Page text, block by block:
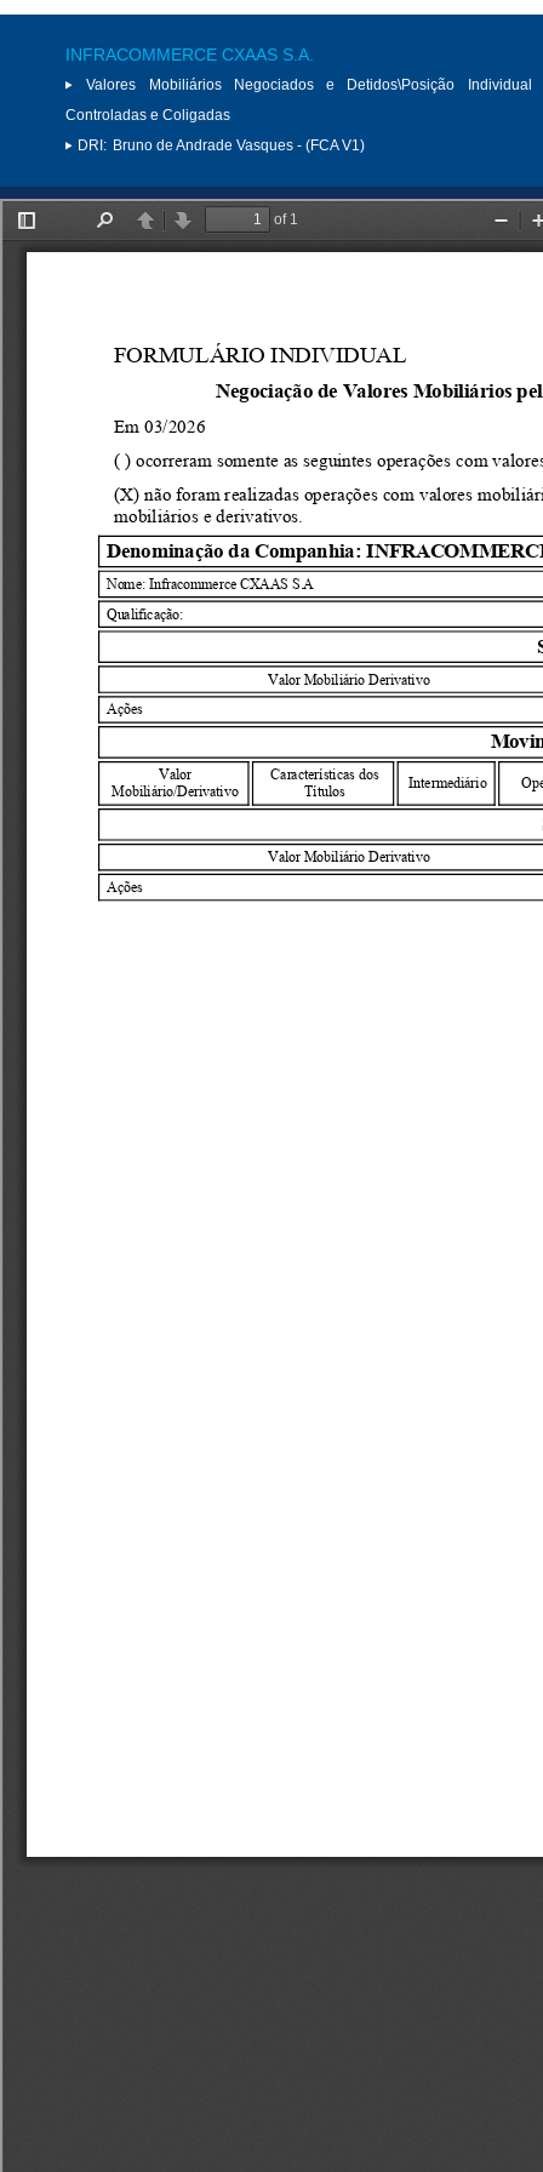
INFRACOMMERCE CXAAS S.A.
Valores Mobiliários Negociados e Detidos\Posição
Controladas e Coligadas
DRI: Bruno de Andrade Vasques - (FCA V1)